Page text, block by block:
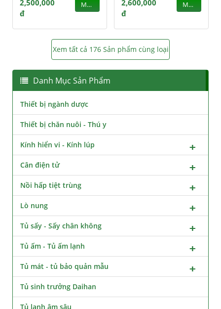
2,500,000
đ
MUA
2,600,000
đ
MUA
Xem tất cả 176 Sản phẩm cùng loại
Danh Mục Sản Phẩm
Thiết bị ngành dược
Thiết bị chăn nuôi - Thú y
Kính hiển vi - Kính lúp
Cân điện tử
Nồi hấp tiệt trùng
Lò nung
Tủ sấy - Sấy chân không
Tủ ấm - Tủ ấm lạnh
Tủ mát - tủ bảo quản mẫu
Tủ sinh trưởng Daihan
Tủ lạnh âm sâu